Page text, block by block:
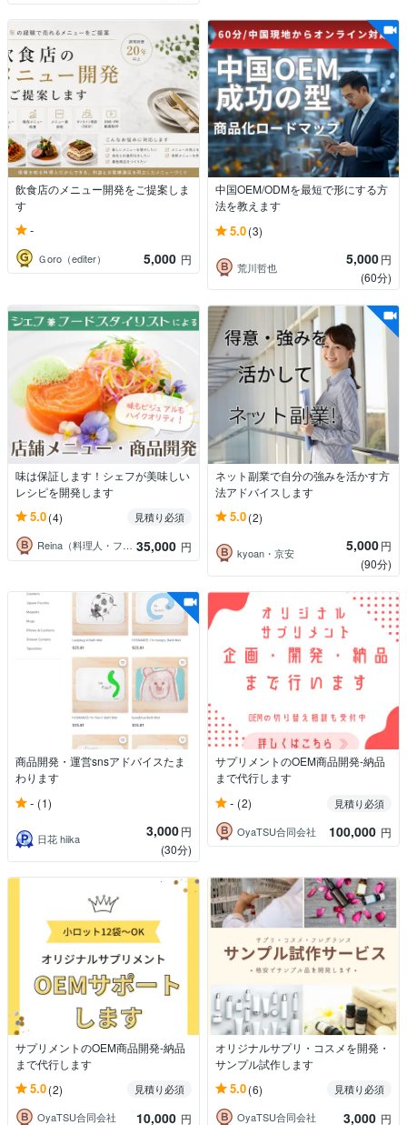
飲食店のメニュー開発をご提案しま
す
-
Ｇoro（editer） 5,000 円
中国OEM/ODMを最短で形にする方
法を教えます
5.0(3)
荒川哲也 5,000円
(60分)
味は保証します！シェフが美味しい
レシピを開発します
5.0(4)
見積り必須
Reina（料理人・フードスタイリスト） 35,000 円
ネット副業で自分の強みを活かす方
法アドバイスします
5.0(2)
kyoan・京安 5,000円
(90分)
商品開発・運営snsアドバイスたま
わります
- (1)
日花 hiika 3,000円
(30分)
サプリメントのOEM商品開発-納品
まで代行します
- (2)
見積り必須
OyaTSU合同会社
100,000 円
サプリメントのOEM商品開発-納品
まで代行します
5.0(2)
見積り必須
OyaTSU合同会社
10,000 円
オリジナルサプリ・コスメを開発・
サンプル試作します
5.0(6)
見積り必須
OyaTSU合同会社
3,000 円